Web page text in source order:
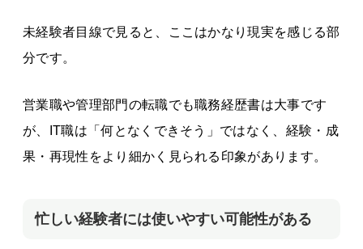
未経験者目線で見ると、ここはかなり現実を感じる部
分です。
営業職や管理部門の転職でも職務経歴書は大事です
が、IT職は「何となくできそう」ではなく、経験・成
果・再現性をより細かく見られる印象があります。
忙しい経験者には使いやすい可能性がある